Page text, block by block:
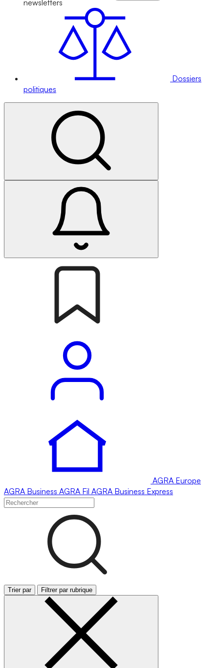
newsletters
Dossiers
politiques
AGRA Europe
AGRA Business AGRA Fil AGRA Business Express
Trier par Filtrer par rubrique